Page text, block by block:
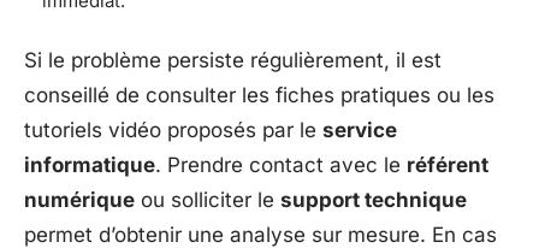
Si le problème persiste régulièrement, il est
conseillé de consulter les fiches pratiques ou les
tutoriels vidéo proposés par le service
informatique. Prendre contact avec le référent
numérique ou solliciter le support technique
permet d’obtenir une analyse sur mesure. En cas